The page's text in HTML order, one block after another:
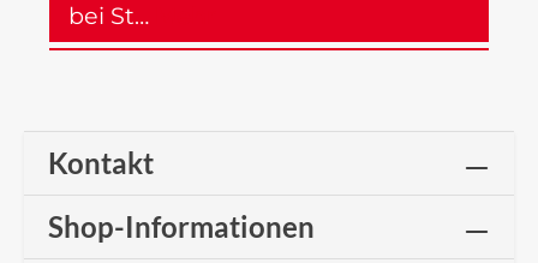
bei St…
Kontakt
Shop-Informationen